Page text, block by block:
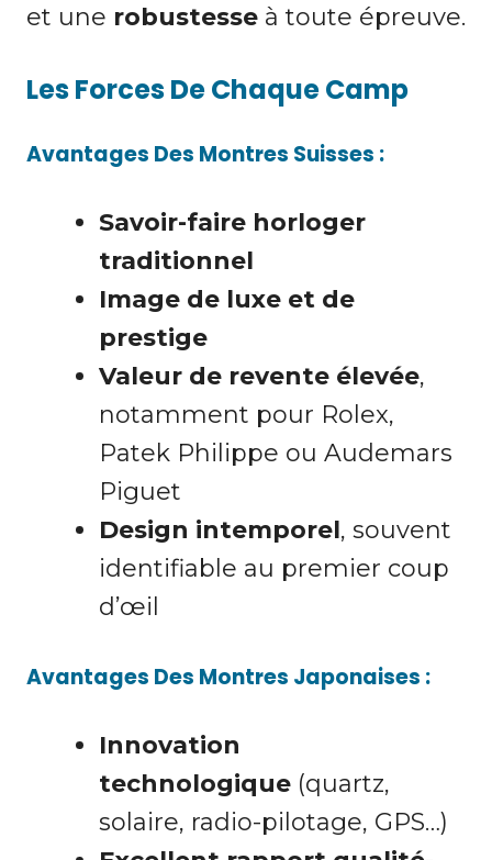
et une robustesse à toute épreuve.
Les Forces De Chaque Camp
Avantages Des Montres Suisses :
Savoir-faire horloger
traditionnel
Image de luxe et de
prestige
Valeur de revente élevée,
notamment pour Rolex,
Patek Philippe ou Audemars
Piguet
Design intemporel, souvent
identifiable au premier coup
d’œil
Avantages Des Montres Japonaises :
Innovation
technologique (quartz,
solaire, radio-pilotage, GPS…)